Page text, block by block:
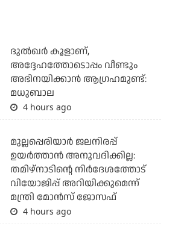
ദുല്‍ഖര്‍ കൂളാണ്,
അദ്ദേഹത്തോടൊപ്പം വീണ്ടും
അഭിനയിക്കാന്‍ ആഗ്രഹമുണ്ട്:
മധുബാല
4 hours ago
മുല്ലപ്പെരിയാര്‍ ജലനിരപ്പ്
ഉയര്‍ത്താന്‍ അനുവദിക്കില്ല:
തമിഴ്‌നാടിന്റെ നിര്‍ദേശത്തോട്
വിയോജിപ്പ് അറിയിക്കുമെന്ന്
മന്ത്രി മോന്‍സ് ജോസഫ്
4 hours ago